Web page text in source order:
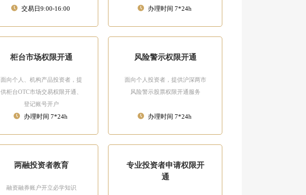
交易日9:00-16:00 办理时间 7*24h
柜台市场权限开通
面向个人、机构产品投资者，提
供柜台OTC市场交易权限开通、
登记账号开户
办理时间 7*24h
风险警示权限开通
面向个人投资者，提供沪深两市
风险警示股票权限开通服务
办理时间 7*24h
两融投资者教育
融资融券账户开立必学知识
专业投资者申请权限开
通